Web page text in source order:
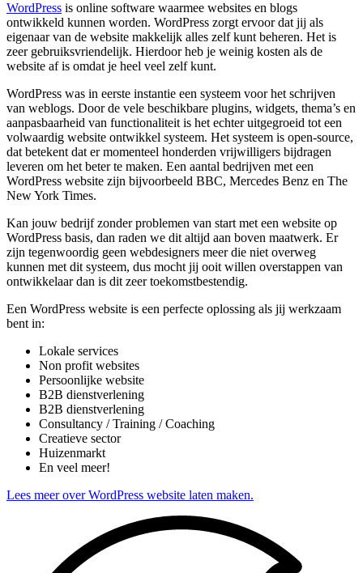
WordPress is online software waarmee websites en blogs
ontwikkeld kunnen worden. WordPress zorgt ervoor dat jij als
eigenaar van de website makkelijk alles zelf kunt beheren. Het is
zeer gebruiksvriendelijk. Hierdoor heb je weinig kosten als de
website af is omdat je heel veel zelf kunt.
WordPress was in eerste instantie een systeem voor het schrijven
van weblogs. Door de vele beschikbare plugins, widgets, thema’s en
aanpasbaarheid van functionaliteit is het echter uitgegroeid tot een
volwaardig website ontwikkel systeem. Het systeem is open-source,
dat betekent dat er momenteel honderden vrijwilligers bijdragen
leveren om het beter te maken. Een aantal bedrijven met een
WordPress website zijn bijvoorbeeld BBC, Mercedes Benz en The
New York Times.
Kan jouw bedrijf zonder problemen van start met een website op
WordPress basis, dan raden we dit altijd aan boven maatwerk. Er
zijn tegenwoordig geen webdesigners meer die niet overweg
kunnen met dit systeem, dus mocht jij ooit willen overstappen van
ontwikkelaar dan is dit zeer toekomstbestendig.
Een WordPress website is een perfecte oplossing als jij werkzaam
bent in:
Lokale services
Non profit websites
Persoonlijke website
B2B dienstverlening
B2B dienstverlening
Consultancy / Training / Coaching
Creatieve sector
Huizenmarkt
En veel meer!
Lees meer over WordPress website laten maken.